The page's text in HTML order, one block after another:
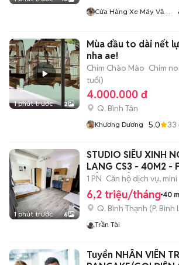
Cửa Hàng Xe Máy Văn
1 phút trước 2
Mùa đầu to dài nết
nha ae!
Chim Chào Mào Chim
tuổi)
4.000.000 đ
Q. Bình Tân
Khương Dương 5.0 33
1 phút trước 6
STUDIO SIÊU XINH
LANG CS3 - 40M2 -
CÔNG RIÊNG
1 PN Căn hộ dịch vụ, mini
6,2 triệu/tháng 40
Q. Bình Thạnh (P. Bình
Trần Tài
Tuyển NHÂN VIÊN TRỰC